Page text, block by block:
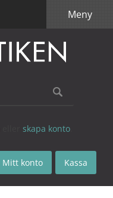
skapa konto
Mitt konto Kassa
Meny